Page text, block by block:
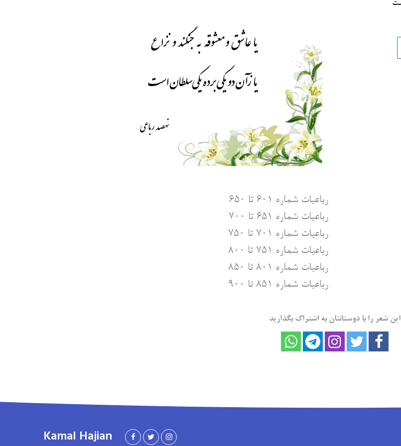
رباعیات شماره ۶۰۱ تا ۶۵۰
رباعیات شماره ۶۵۱ تا ۷۰۰
رباعیات شماره ۷۰۱ تا ۷۵۰
رباعیات شماره ۷۵۱ تا ۸۰۰
رباعیات شماره ۸۰۱ تا ۸۵۰
رباعیات شماره ۸۵۱ تا ۹۰۰
این شعر را با دوستانتان به اشتراک بگذارید
Kamal Hajian